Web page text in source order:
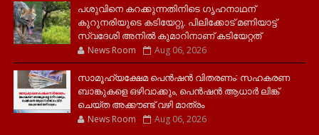
പശുവിനെ കറക്കുന്നതിനിടെ ഗൃഹനാഥന്
കുറുനരിയുടെ കടിയേറ്റു. പിലിക്കോട് മണിയാട്ട്
സ്വദേശി അനിൽ കുമാറിനാണ് കടിയേറ്റത്
News Room Aug 06, 2026
സാമൂ​ഹ്യക്ഷേമ പെൻഷൻ വിതരണം: സഹകരണ
ബാങ്കുകളെ ഒഴിവാക്കും, പെൻഷൻ ആധാർ‌ ലിങ്ക്
ചെയ്ത അക്കൗണ്ട് വഴി മാത്രം
News Room Aug 06, 2026